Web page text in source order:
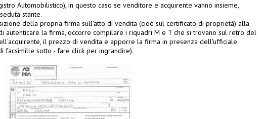
Automobilistico), in questo caso se venditore e acquirente vanno insieme,
stante.
della propria firma sull'atto di vendita (cioè sul certificato di proprietà) alla
autenticare la firma, occorre compilare i riquadri M e T che si trovano sul retro del
il prezzo di vendita e apporre la firma in presenza dell'ufficiale
facsimille sotto - fare click per ingrandire).